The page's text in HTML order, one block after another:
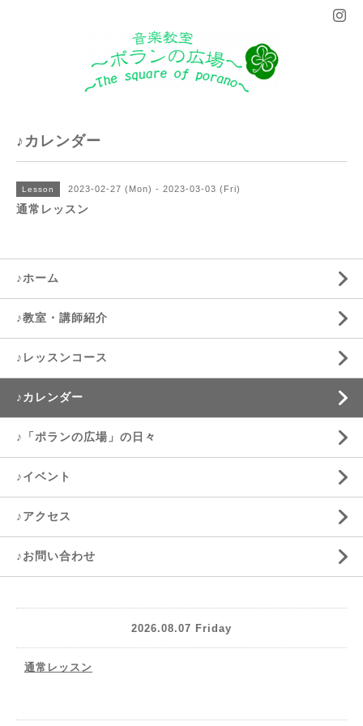
♪カレンダー
Lesson 2023-02-27 (Mon) - 2023-03-03 (Fri)
通常レッスン
♪ホーム
♪教室・講師紹介
♪レッスンコース
♪カレンダー
♪「ポランの広場」の日々
♪イベント
♪アクセス
♪お問い合わせ
2026.08.07 Friday
通常レッスン